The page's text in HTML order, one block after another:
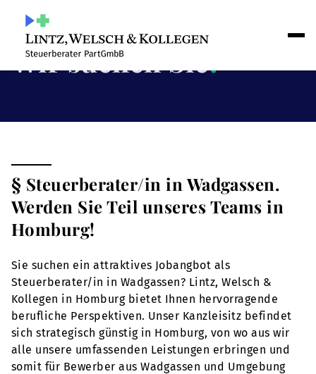
Wir suchen Sie!
§ Steuerberater/in in Wadgassen.
Werden Sie Teil unseres Teams in
Homburg!
Sie suchen ein attraktives Jobangbot als
Steuerberater/in in Wadgassen? Lintz, Welsch &
Kollegen in Homburg bietet Ihnen hervorragende
berufliche Perspektiven. Unser Kanzleisitz befindet
sich strategisch günstig in Homburg, von wo aus wir
alle unsere umfassenden Leistungen erbringen und
somit für Bewerber aus Wadgassen und Umgebung